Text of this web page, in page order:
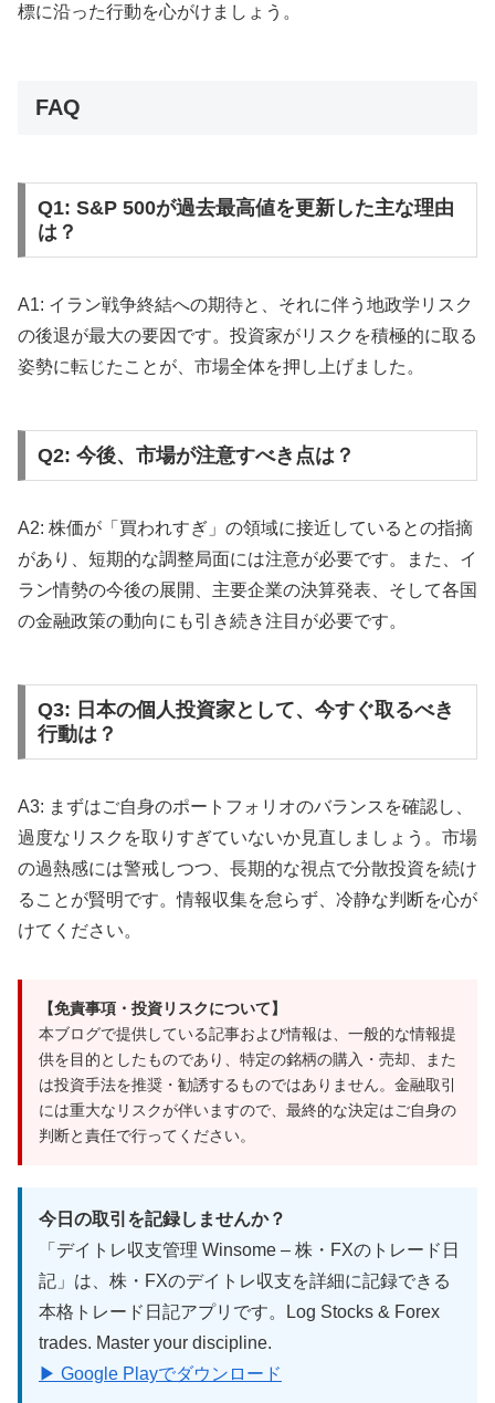
標に沿った行動を心がけましょう。
FAQ
Q1: S&P 500が過去最高値を更新した主な理由
は？
A1: イラン戦争終結への期待と、それに伴う地政学リスク
の後退が最大の要因です。投資家がリスクを積極的に取る
姿勢に転じたことが、市場全体を押し上げました。
Q2: 今後、市場が注意すべき点は？
A2: 株価が「買われすぎ」の領域に接近しているとの指摘
があり、短期的な調整局面には注意が必要です。また、イ
ラン情勢の今後の展開、主要企業の決算発表、そして各国
の金融政策の動向にも引き続き注目が必要です。
Q3: 日本の個人投資家として、今すぐ取るべき
行動は？
A3: まずはご自身のポートフォリオのバランスを確認し、
過度なリスクを取りすぎていないか見直しましょう。市場
の過熱感には警戒しつつ、長期的な視点で分散投資を続け
ることが賢明です。情報収集を怠らず、冷静な判断を心が
けてください。
【免責事項・投資リスクについて】
本ブログで提供している記事および情報は、一般的な情報提
供を目的としたものであり、特定の銘柄の購入・売却、また
は投資手法を推奨・勧誘するものではありません。金融取引
には重大なリスクが伴いますので、最終的な決定はご自身の
判断と責任で行ってください。
今日の取引を記録しませんか？
「デイトレ収支管理 Winsome – 株・FXのトレード日
記」は、株・FXのデイトレ収支を詳細に記録できる
本格トレード日記アプリです。Log Stocks & Forex
trades. Master your discipline.
▶ Google Playでダウンロード